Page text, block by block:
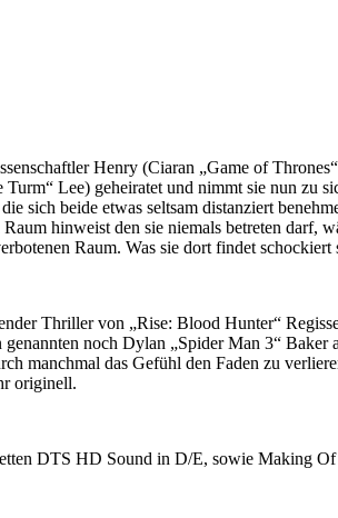
Henry (Ciaran „Game of
Lee) geheiratet und nimmt sie nun
sich beide etwas seltsam distanziert
hinweist den sie niemals betreten
Raum. Was sie dort findet
Thriller von „Rise: Blood Hunter“
genannten noch Dylan „Spider Man 3“
manchmal das Gefühl den Faden zu
originell.
DTS HD Sound in D/E, sowie Making